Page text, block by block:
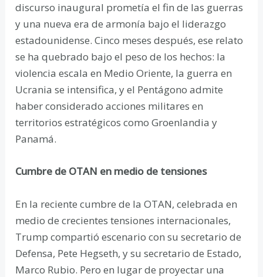
discurso inaugural prometía el fin de las guerras
y una nueva era de armonía bajo el liderazgo
estadounidense. Cinco meses después, ese relato
se ha quebrado bajo el peso de los hechos: la
violencia escala en Medio Oriente, la guerra en
Ucrania se intensifica, y el Pentágono admite
haber considerado acciones militares en
territorios estratégicos como Groenlandia y
Panamá.
Cumbre de OTAN en medio de tensiones
En la reciente cumbre de la OTAN, celebrada en
medio de crecientes tensiones internacionales,
Trump compartió escenario con su secretario de
Defensa, Pete Hegseth, y su secretario de Estado,
Marco Rubio. Pero en lugar de proyectar una